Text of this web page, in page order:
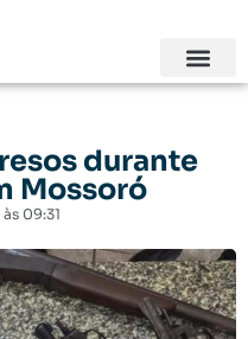
durante
Mossoró
às 09:31